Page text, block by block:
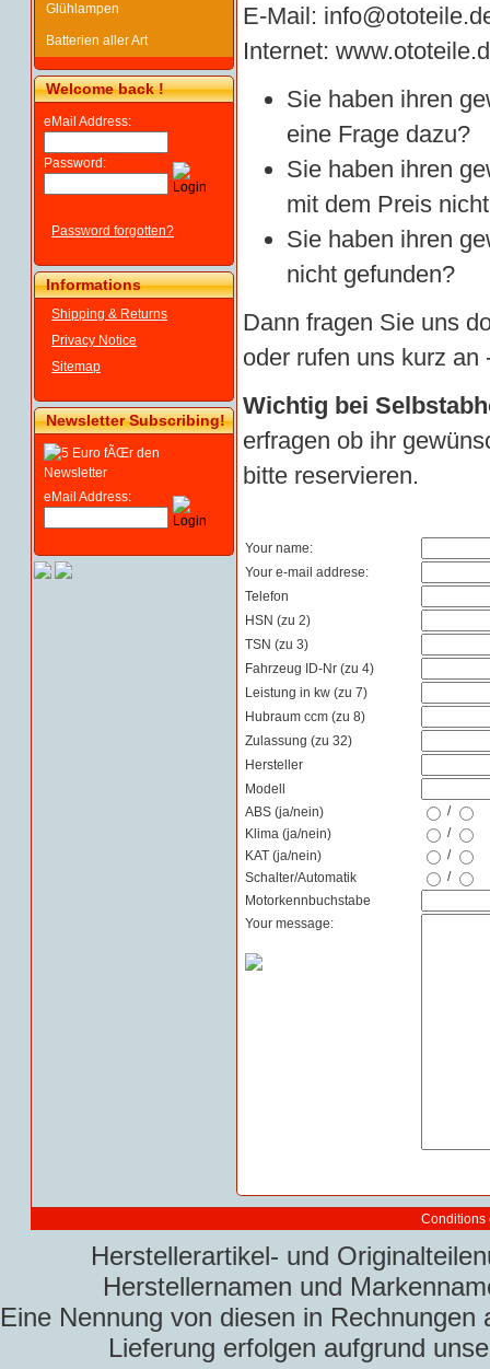
Glühlampen
Batterien aller Art
Welcome back !
eMail Address:
Password:
Password forgotten?
Informations
Shipping & Returns
Privacy Notice
Sitemap
Newsletter Subscribing!
eMail Address:
E-Mail:
Internet:
Sie haben ihren
eine Frage dazu?
Sie haben ihren
mit dem Preis
Sie haben ihren
nicht gefunden?
Dann fragen Sie uns
oder rufen uns kurz an
Wichtig bei
erfragen ob ihr
bitte reservieren.
Your name:
Your e-mail addrese:
Telefon
HSN (zu 2)
TSN (zu 3)
Fahrzeug ID-Nr (zu 4)
Leistung in kw (zu 7)
Hubraum ccm (zu 8)
Zulassung (zu 32)
Hersteller
Modell
ABS (ja/nein)
/
Klima (ja/nein)
/
KAT (ja/nein)
/
Schalter/Automatik
/
Motorkennbuchstabe
Your message:
Conditions
Herstellerartikel- und
Herstellernamen und
Eine Nennung von diesen in
Lieferung erfolgen aufgrund